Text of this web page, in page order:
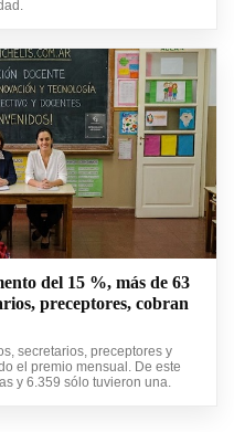
del 15 %, más de 63
preceptores, cobran
secretarios, preceptores y
el premio mensual. De este
y 6.359 sólo tuvieron una.